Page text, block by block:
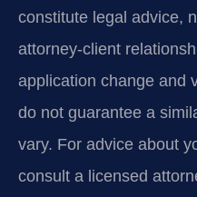
constitute legal advice,
attorney-client
application change and
do not guarantee a
vary. For advice about
consult a licensed